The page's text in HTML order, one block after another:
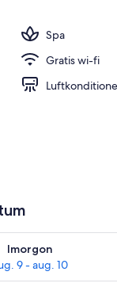
Spa
Gratis wi-fi
Imorgon
9 - aug. 10
för